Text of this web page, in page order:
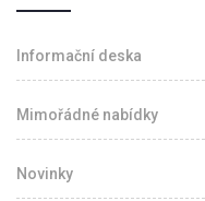
Informační deska
Mimořádné nabídky
Novinky